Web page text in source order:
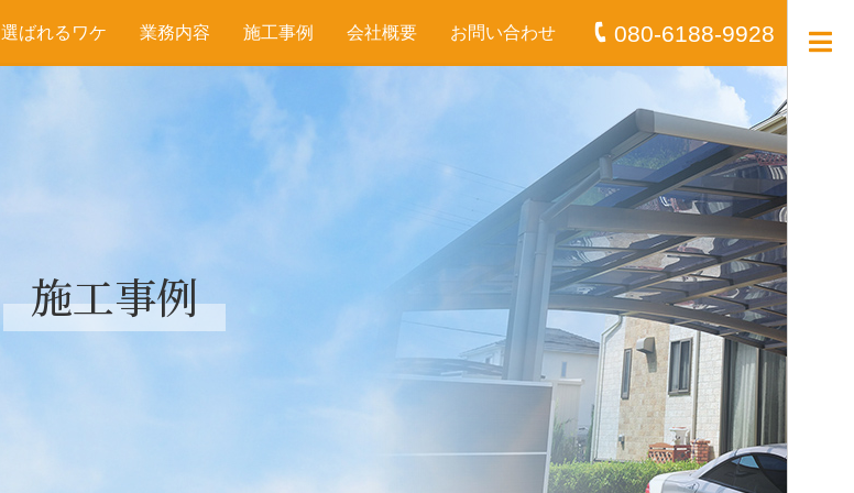
080-6188-9928
選ばれるワケ 業務内容 施工事例 会社概要 お問い合わせ
施工事例